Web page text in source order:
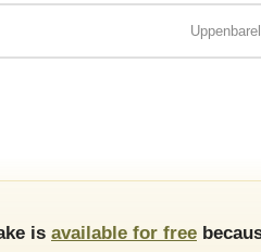
is available for free